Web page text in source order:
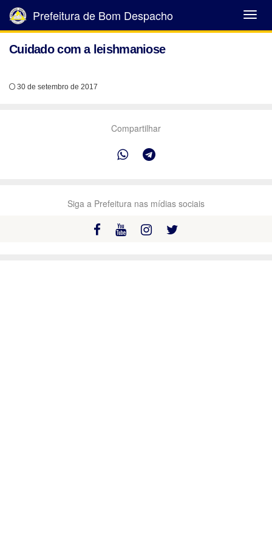
Abrir
Menu
Prefeitura de Bom Despacho
Cuidado com a leishmaniose
30 de setembro de 2017
Compartilhar
Siga a Prefeitura nas mídias sociais